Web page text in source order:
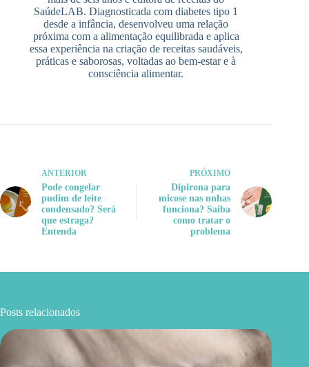
SaúdeLAB. Diagnosticada com diabetes tipo 1
desde a infância, desenvolveu uma relação
próxima com a alimentação equilibrada e aplica
essa experiência na criação de receitas saudáveis,
práticas e saborosas, voltadas ao bem-estar e à
consciência alimentar.
ANTERIOR
Pode congelar
pudim de leite
condensado? Será
que estraga?
Entenda
PRÓXIMO
Dipirona para
micose nas unhas
funciona? Saiba
como tratar o
problema
Posts relacionados